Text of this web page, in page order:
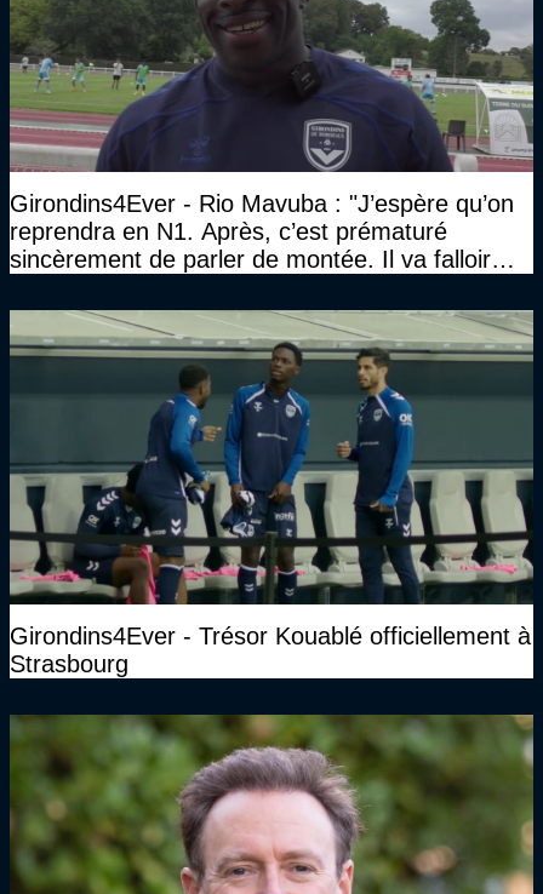
Girondins4Ever - Rio Mavuba : "J’espère qu’on
reprendra en N1. Après, c’est prématuré
sincèrement de parler de montée. Il va falloir
Girondins4Ever - Trésor Kouablé officiellement à
Strasbourg